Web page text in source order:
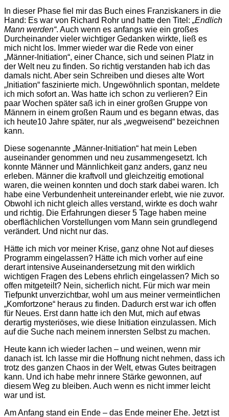
In dieser Phase fiel mir das Buch eines Franziskaners in die
Hand: Es war von Richard Rohr und hatte den Titel: „Endlich
Mann werden“. Auch wenn es anfangs wie ein großes
Durcheinander vieler wichtiger Gedanken wirkte, ließ es
mich nicht los. Immer wieder war die Rede von einer
„Männer-Initiation“, einer Chance, sich und seinen Platz in
der Welt neu zu finden. So richtig verstanden hab ich das
damals nicht. Aber sein Schreiben und dieses alte Wort
„Initiation“ faszinierte mich. Ungewöhnlich spontan, meldete
ich mich sofort an. Was hatte ich schon zu verlieren? Ein
paar Wochen später saß ich in einer großen Gruppe von
Männern in einem großen Raum und es begann etwas, das
ich heute10 Jahre später, nur als „wegweisend“ bezeichnen
kann.
Diese sogenannte „Männer-Initiation“ hat mein Leben
auseinander genommen und neu zusammengesetzt. Ich
konnte Männer und Männlichkeit ganz anders, ganz neu
erleben. Männer die kraftvoll und gleichzeitig emotional
waren, die weinen konnten und doch stark dabei waren. Ich
habe eine Verbundenheit untereinander erlebt, wie nie zuvor.
Obwohl ich nicht gleich alles verstand, wirkte es doch wahr
und richtig. Die Erfahrungen dieser 5 Tage haben meine
oberflächlichen Vorstellungen vom Mann sein grundlegend
verändert. Und nicht nur das.
Hätte ich mich vor meiner Krise, ganz ohne Not auf dieses
Programm eingelassen? Hätte ich mich vorher auf eine
derart intensive Auseinandersetzung mit den wirklich
wichtigen Fragen des Lebens ehrlich eingelassen? Mich so
offen mitgeteilt? Nein, sicherlich nicht. Für mich war mein
Tiefpunkt unverzichtbar, wohl um aus meiner vermeintlichen
„Komfortzone“ heraus zu finden. Dadurch erst war ich offen
für Neues. Erst dann hatte ich den Mut, mich auf etwas
derartig mysteriöses, wie diese Initiation einzulassen. Mich
auf die Suche nach meinem innersten Selbst zu machen.
Heute kann ich wieder lachen – und weinen, wenn mir
danach ist. Ich lasse mir die Hoffnung nicht nehmen, dass ich
trotz des ganzen Chaos in der Welt, etwas Gutes beitragen
kann. Und ich habe mehr innere Stärke gewonnen, auf
diesem Weg zu bleiben. Auch wenn es nicht immer leicht
war und ist.
Am Anfang stand ein Ende – das Ende meiner Ehe. Jetzt ist